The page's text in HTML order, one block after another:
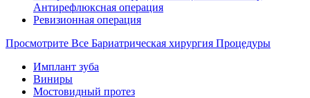
Антирефлюксная операция
Ревизионная операция
Просмотрите Все Бариатрическая хирургия Процедуры
Имплант зуба
Виниры
Мостовидный протез